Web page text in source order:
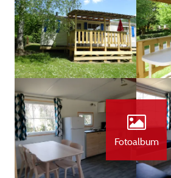
Fotoalbum